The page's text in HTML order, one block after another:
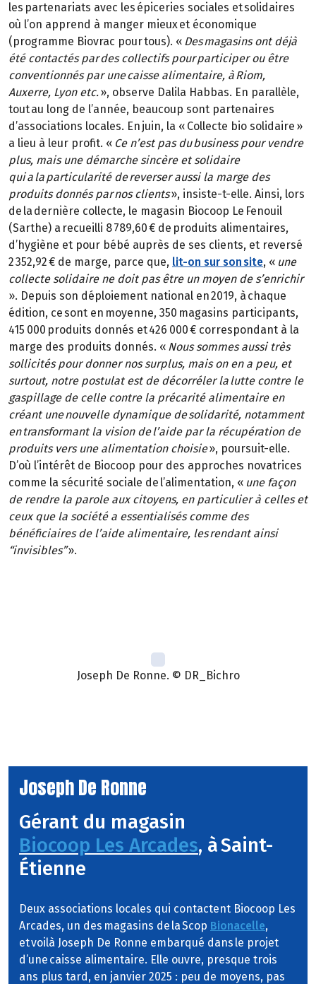
les partenariats avec les épiceries sociales et solidaires
où l’on apprend à manger mieux et économique
(programme Biovrac pour tous). « Des magasins ont déjà
été contactés par des collectifs pour participer ou être
conventionnés par une caisse alimentaire, à Riom,
Auxerre, Lyon etc.», observe Dalila Habbas. En parallèle,
tout au long de l’année, beaucoup sont partenaires
d’associations locales. En juin, la « Collecte bio solidaire »
a lieu à leur profit. « Ce n’est pas du business pour vendre
plus, mais une démarche sincère et solidaire
qui a la particularité de reverser aussi la marge des
produits donnés par nos clients», insiste-t-elle. Ainsi, lors
de la dernière collecte, le magasin Biocoop Le Fenouil
(Sarthe) a recueilli 8 789,60 € de produits alimentaires,
d’hygiène et pour bébé auprès de ses clients, et reversé
2 352,92 € de marge, parce que, lit-on sur son site, « une
collecte solidaire ne doit pas être un moyen de s’enrichir
». Depuis son déploiement national en 2019, à chaque
édition, ce sont en moyenne, 350 magasins participants,
415 000 produits donnés et 426 000 € correspondant à la
marge des produits donnés. « Nous sommes aussi très
sollicités pour donner nos surplus, mais on en a peu, et
surtout, notre postulat est de décorréler la lutte contre le
gaspillage de celle contre la précarité alimentaire en
créant une nouvelle dynamique de solidarité, notamment
en transformant la vision de l’aide par la récupération de
produits vers une alimentation choisie», poursuit-elle.
D’où l’intérêt de Biocoop pour des approches novatrices
comme la sécurité sociale de l’alimentation, « une façon
de rendre la parole aux citoyens, en particulier à celles et
ceux que la société a essentialisés comme des
bénéficiaires de l’aide alimentaire, les rendant ainsi
“invisibles”».
Joseph De Ronne. © DR_Bichro
Joseph De Ronne
Gérant du magasin
Biocoop Les Arcades, à Saint-
Étienne
Deux associations locales qui contactent Biocoop Les
Arcades, un des magasins de la Scop Bionacelle,
et voilà Joseph De Ronne embarqué dans le projet
d’une caisse alimentaire. Elle ouvre, presque trois
ans plus tard, en janvier 2025 : peu de moyens, pas